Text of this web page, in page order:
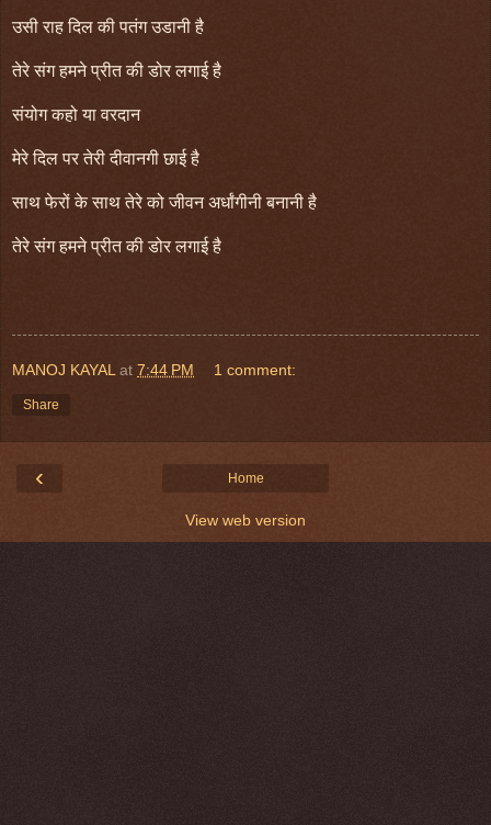
उसी राह दिल की पतंग उडानी है
तेरे संग हमने प्रीत की डोर लगाई है
संयोग कहो या वरदान
मेरे दिल पर तेरी दीवानगी छाई है
साथ फेरों के साथ तेरे को जीवन अर्धांगीनी बनानी है
तेरे संग हमने प्रीत की डोर लगाई है
MANOJ KAYAL at 7:44 PM 1 comment:
Share
‹ Home
View web version